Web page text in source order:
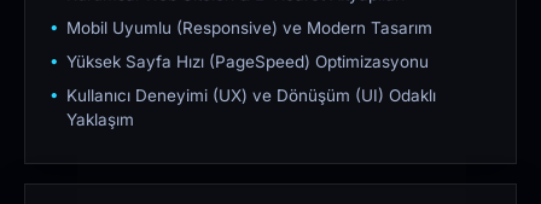
Mobil Uyumlu (Responsive) ve Modern Tasarım
Yüksek Sayfa Hızı (PageSpeed) Optimizasyonu
Kullanıcı Deneyimi (UX) ve Dönüşüm (UI) Odaklı
Yaklaşım